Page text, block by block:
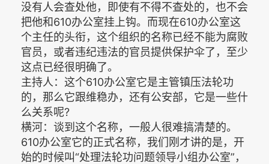
没有人会查处他，即使有不得不查处的，也不会
把他和610办公室挂上钩。而现在610办公室这
个主任的头衔，这个组织的名称已经不能为腐败
官员，或者违纪违法的官员提供保护伞了，至少
这点已经很明确了。
主持人：这个610办公室它是主管镇压法轮功
的，那么它跟维稳办，还有公安部，它是一些什
么关系呢?
横河：谈到这个名称，一般人很难搞清楚的。
610办公室它的正式名称，我们刚才讲的是，开
始的时候叫“处理法轮功问题领导小组办公室”，